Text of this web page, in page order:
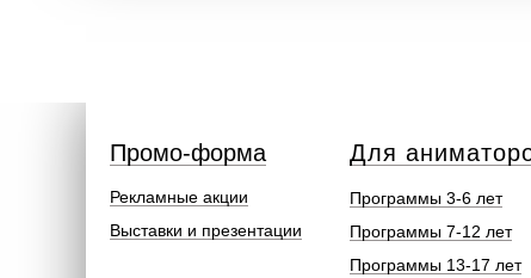
Рекламные акции
Выставки и презентации
Промо-форма
Программы 3-6 лет
Программы 7-12 лет
Программы 13-17 лет
Для